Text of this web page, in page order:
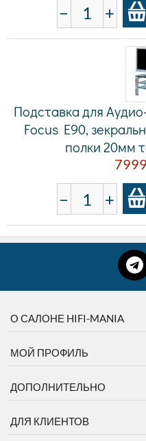
− +
Подставка для
Focus E90,
полки 20мм
− +
О САЛОНЕ HIFI-MANIA
МОЙ ПРОФИЛЬ
ДОПОЛНИТЕЛЬНО
ДЛЯ КЛИЕНТОВ